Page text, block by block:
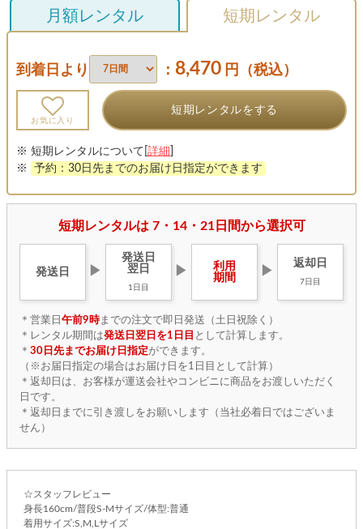
月額レンタル 短期レンタル
到着日より ： 8,470 円（税込）
お気に入り
短期レンタルをする
※ 短期レンタルについて[ 詳細
※
予約：30日先までのお届け日指定ができます
短期レンタルは 7・14・21日間から選択可
発送日 ▶
発送日
翌日
1日目
▶
利用
期間
▶
返却日
7日目
＊営業日 午前9時までの注文で即日発送（土日祝除く）
＊レンタル期間は発送日翌日を1日目 として計算します。
＊ 30日先までお届け日指定ができます。
（※お届日指定の場合はお届け日を1日目として計算）
＊返却日は、お客様が運送会社やコンビニに商品をお渡しいただく
日です。
＊返却日までに引き渡しをお願いします（当社必着日ではございま
せん）
☆スタッフレビュー
身長160cm/普段S-Mサイズ/体型:普通
着用サイズ:S,M,Lサイズ